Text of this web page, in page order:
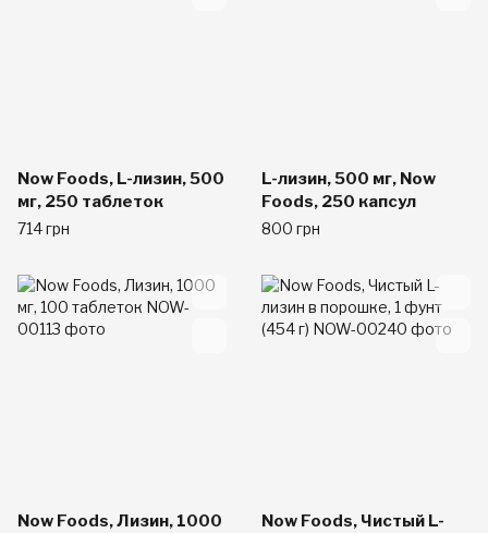
Now Foods, L-лизин, 500
мг, 250 таблеток
714 грн
L-лизин, 500 мг, Now
Foods, 250 капсул
800 грн
Now Foods, Лизин, 1000
Now Foods, Чистый L-